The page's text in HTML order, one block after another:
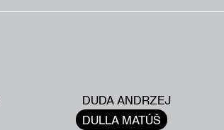
DUDA ANDRZEJ
DULLA MATÚŠ